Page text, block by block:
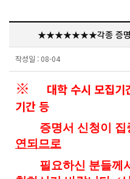
★★★★★★★각종 증
작성일 : 08-04
※
대학 수시 모집
기간 등
증명서 신청이
연되므로
필요하신 분들께